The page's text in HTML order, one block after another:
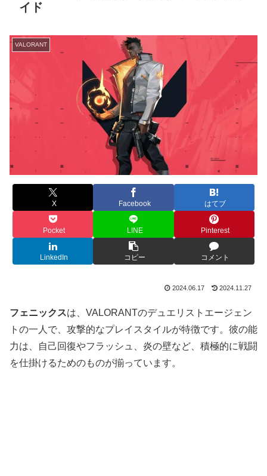
イド
VALORANT
X Facebook はてブ
Pocket LINE Pinterest
LinkedIn コピー コメント
2024.06.17 2024.11.27
フェニックスは、VALORANTのデュエリストエージェン
トの一人で、攻撃的なプレイスタイルが特徴です。彼の能
力は、自己回復やフラッシュ、炎の壁など、積極的に戦闘
を仕掛けるためのものが揃っています。